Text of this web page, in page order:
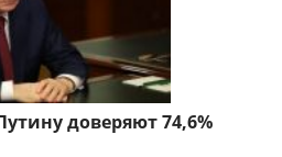
доверяют 74,6%